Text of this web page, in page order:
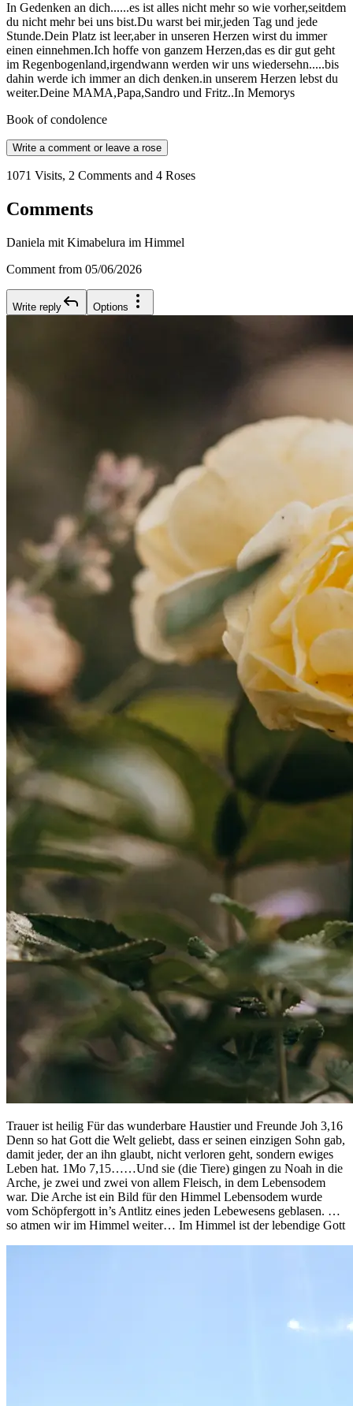
In Gedenken an dich......es ist alles nicht mehr so wie vorher,seitdem
du nicht mehr bei uns bist.Du warst bei mir,jeden Tag und jede
Stunde.Dein Platz ist leer,aber in unseren Herzen wirst du immer
einen einnehmen.Ich hoffe von ganzem Herzen,das es dir gut geht
im Regenbogenland,irgendwann werden wir uns wiedersehn.....bis
dahin werde ich immer an dich denken.in unserem Herzen lebst du
weiter.Deine MAMA,Papa,Sandro und Fritz..In Memorys
Book of condolence
Write a comment or leave a rose
1071 Visits, 2 Comments and 4 Roses
Comments
Daniela mit Kimabelura im Himmel
Comment from 05/06/2026
Write reply Options
Trauer ist heilig Für das wunderbare Haustier und Freunde Joh 3,16
Denn so hat Gott die Welt geliebt, dass er seinen einzigen Sohn gab,
damit jeder, der an ihn glaubt, nicht verloren geht, sondern ewiges
Leben hat. 1Mo 7,15……Und sie (die Tiere) gingen zu Noah in die
Arche, je zwei und zwei von allem Fleisch, in dem Lebensodem
war. Die Arche ist ein Bild für den Himmel Lebensodem wurde
vom Schöpfergott in’s Antlitz eines jeden Lebewesens geblasen. …
so atmen wir im Himmel weiter… Im Himmel ist der lebendige Gott